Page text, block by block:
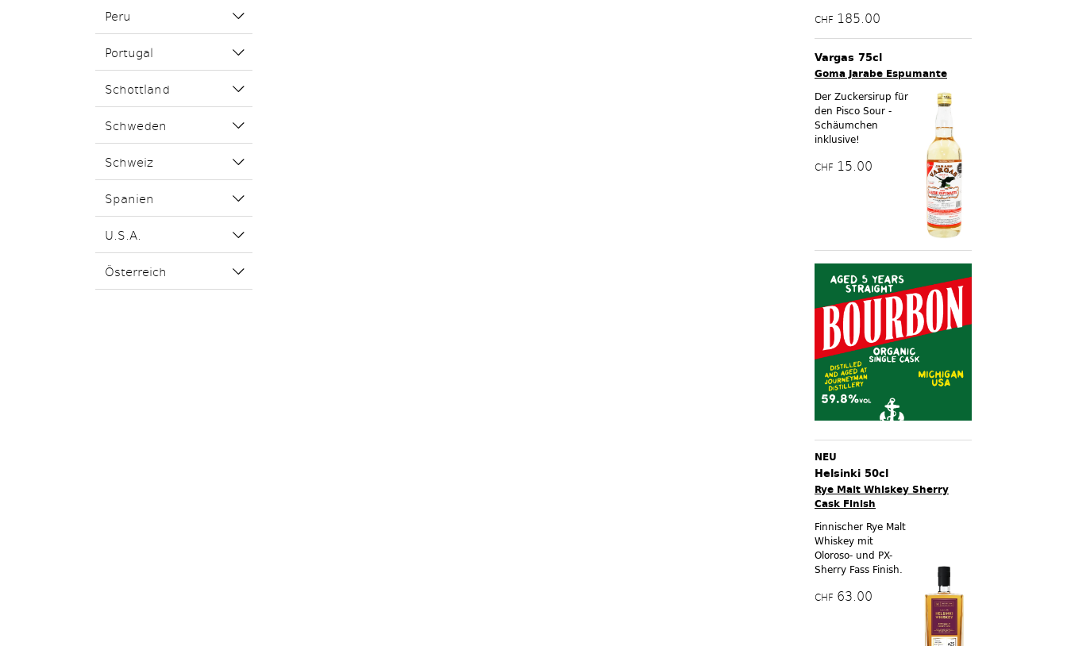
Peru
Portugal
Schottland
Schweden
Schweiz
Spanien
U.S.A.
Österreich
CHF 185.00
Vargas 75cl
Goma Jarabe Espumante
Der Zuckersirup für
den Pisco Sour -
Schäumchen
inklusive!
CHF 15.00
NEU
Helsinki 50cl
Rye Malt Whiskey Sherry
Cask Finish
Finnischer Rye Malt
Whiskey mit
Oloroso- und PX-
Sherry Fass Finish.
CHF 63.00